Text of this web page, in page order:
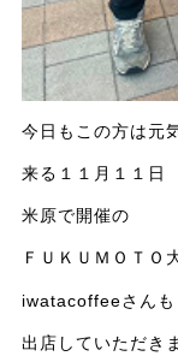
今日もこの方は元
来る１１月１１日
米原で開催の
ＦＵＫＵＭＯＴＯ
iwatacoffeeさんも
出店していただき